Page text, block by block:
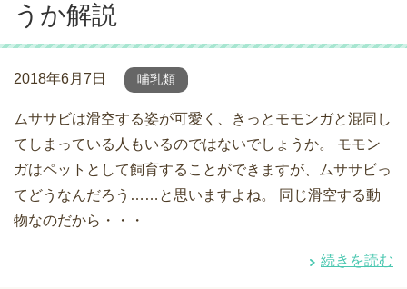
うか解説
2018年6月7日 哺乳類
ムササビは滑空する姿が可愛く、きっとモモンガと混同し
てしまっている人もいるのではないでしょうか。 モモン
ガはペットとして飼育することができますが、ムササビっ
てどうなんだろう……と思いますよね。 同じ滑空する動
物なのだから・・・
続きを読む